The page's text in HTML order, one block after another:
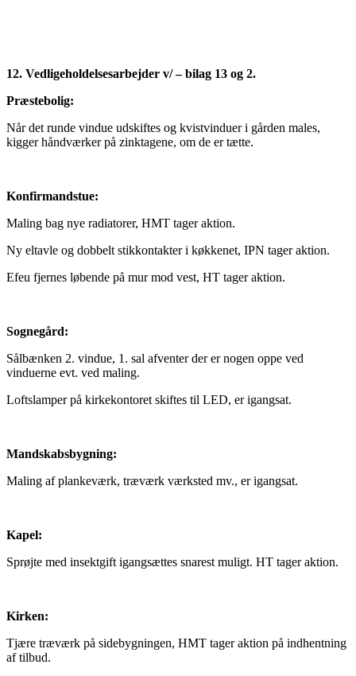
12. Vedligeholdelsesarbejder v/ – bilag 13 og 2.
Præstebolig:
Når det runde vindue udskiftes og kvistvinduer i gården males,
kigger håndværker på zinktagene, om de er tætte.
Konfirmandstue:
Maling bag nye radiatorer, HMT tager aktion.
Ny eltavle og dobbelt stikkontakter i køkkenet, IPN tager aktion.
Efeu fjernes løbende på mur mod vest, HT tager aktion.
Sognegård:
Sålbænken 2. vindue, 1. sal afventer der er nogen oppe ved
vinduerne evt. ved maling.
Loftslamper på kirkekontoret skiftes til LED, er igangsat.
Mandskabsbygning:
Maling af plankeværk, træværk værksted mv., er igangsat.
Kapel:
Sprøjte med insektgift igangsættes snarest muligt. HT tager aktion.
Kirken:
Tjære træværk på sidebygningen, HMT tager aktion på indhentning
af tilbud.